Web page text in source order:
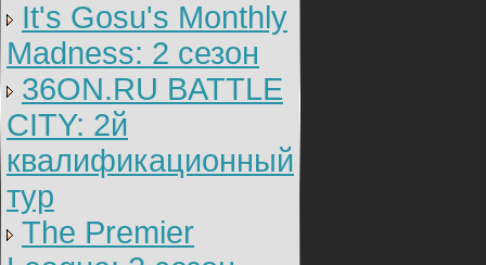
It's Gosu's Monthly
Madness: 2 сезон
36ON.RU BATTLE
CITY: 2й
квалификационный
тур
The Premier